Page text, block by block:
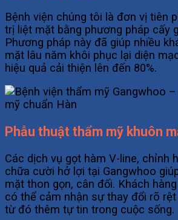
Bệnh viện chúng tôi là đơn vị tiên
trị liệt mặt bằng phương pháp cấy
Phương pháp này đã giúp nhiều
mặt lâu năm khôi phục lại diện
hiệu quả cải thiện lên đến 80%.
Phẫu thuật thẩm mỹ khuôn
Các dịch vụ gọt hàm V-line, chỉnh
chữa cười hở lợi tại Gangwhoo
mặt thon gọn, cân đối. Khách
có thể cảm nhận sự thay đổi rõ
từ đó thêm tự tin trong cuộc sống.